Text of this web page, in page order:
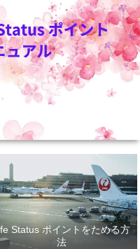
Status ポイントをためる方
法